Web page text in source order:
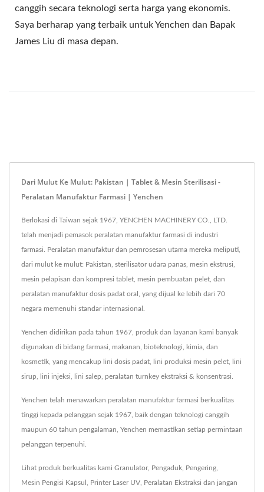
canggih secara teknologi serta harga yang ekonomis.
Saya berharap yang terbaik untuk Yenchen dan Bapak
James Liu di masa depan.
Dari Mulut Ke Mulut: Pakistan | Tablet & Mesin Sterilisasi -
Peralatan Manufaktur Farmasi | Yenchen
Berlokasi di Taiwan sejak 1967, YENCHEN MACHINERY CO., LTD.
telah menjadi pemasok peralatan manufaktur farmasi di industri
farmasi. Peralatan manufaktur dan pemrosesan utama mereka meliputi,
dari mulut ke mulut: Pakistan, sterilisator udara panas, mesin ekstrusi,
mesin pelapisan dan kompresi tablet, mesin pembuatan pelet, dan
peralatan manufaktur dosis padat oral, yang dijual ke lebih dari 70
negara memenuhi standar internasional.
Yenchen didirikan pada tahun 1967, produk dan layanan kami banyak
digunakan di bidang farmasi, makanan, bioteknologi, kimia, dan
kosmetik, yang mencakup lini dosis padat, lini produksi mesin pelet, lini
sirup, lini injeksi, lini salep, peralatan turnkey ekstraksi & konsentrasi.
Yenchen telah menawarkan peralatan manufaktur farmasi berkualitas
tinggi kepada pelanggan sejak 1967, baik dengan teknologi canggih
maupun 60 tahun pengalaman, Yenchen memastikan setiap permintaan
pelanggan terpenuhi.
Lihat produk berkualitas kami Granulator, Pengaduk Pengering
Mesin Pengisi Kapsul Printer Laser UV Peralatan Ekstraksi dan jangan